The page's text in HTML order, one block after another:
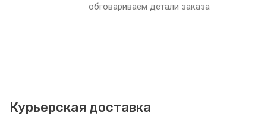
обговариваем детали заказа
Курьерская доставка